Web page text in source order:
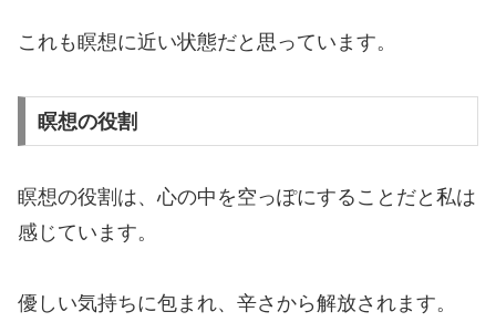
これも瞑想に近い状態だと思っています。
瞑想の役割
瞑想の役割は、心の中を空っぽにすることだと私は
感じています。
優しい気持ちに包まれ、辛さから解放されます。